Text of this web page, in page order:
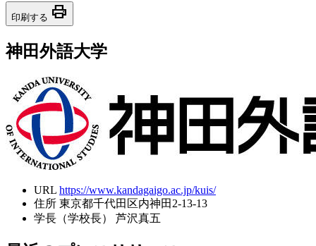
印刷する print
神田外語大学
URL https://www.kandagaigo.ac.jp/kuis/
住所 東京都千代田区内神田2-13-13
学長（学校長）
芦沢真五